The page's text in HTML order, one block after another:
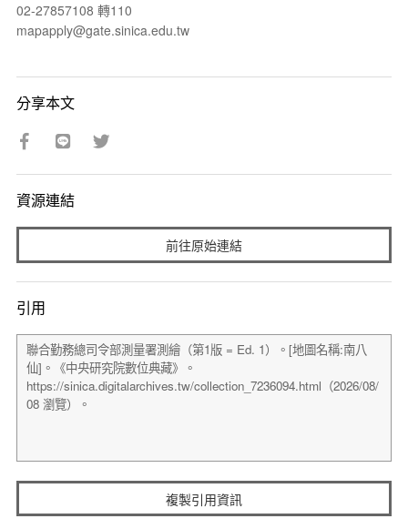
02-27857108 轉110
mapapply@gate.sinica.edu.tw
分享本文
資源連結
前往原始連結
引用
複製引用資訊